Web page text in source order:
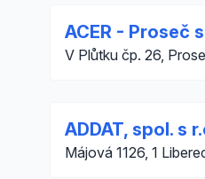
ACER - Proseč
V Plůtku čp. 26,
ADDAT, spol. s
Májová 1126, 1